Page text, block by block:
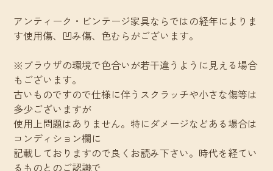
アンティーク・ビンテージ家具ならではの経年によりま
す使用傷、凹み傷、色むらがございます。
※ブラウザの環境で色合いが若干違うように見える場合
もございます。
古いものですので仕様に伴うスクラッチや小さな傷等は
多少ございますが
使用上問題はありません。特にダメージなどある場合は
コンディション欄に
記載しておりますので良くお読み下さい。時代を経てい
るものとのご認識で